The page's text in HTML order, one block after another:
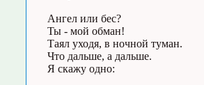
Ангел или бес?
Ты - мой обман!
Таял уходя, в ночной туман.
Что дальше, а дальше.
Я скажу одно: